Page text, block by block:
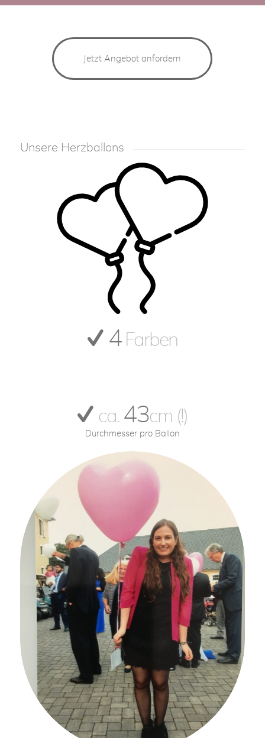
Jetzt Angebot anfordern
Unsere Herzballons
4Farben
ca. 43cm (!)
Durchmesser pro Ballon